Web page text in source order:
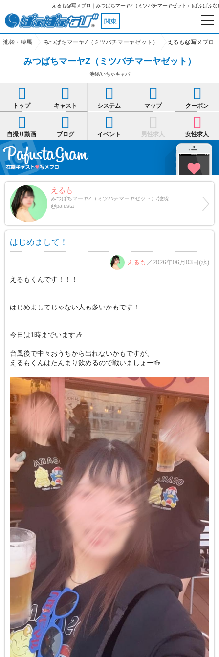
えるも@写メブロ｜みつばちマーヤZ（ミツバチマーヤゼット）(ぱふぱふなび)
関東
池袋・練馬 みつばちマーヤZ（ミツバチマーヤゼット） えるも@写メブロ
みつばちマーヤZ（ミツバチマーヤゼット）
池袋/いちゃキャバ
トップ キャスト システム マップ クーポン
自撮り動画 ブログ イベント 男性求人 女性求人
えるも
みつばちマーヤZ（ミツバチマーヤゼット）/池袋
@pafusta
はじめまして！
えるも ／2026年06月03日(水)
えるもくんです！！！
はじめましてじゃない人も多いかもです！
今日は1時までいます🎶
台風後で中々おうちから出れないかもですが、
えるもくんはたんまり飲めるので戦いましょー🍻